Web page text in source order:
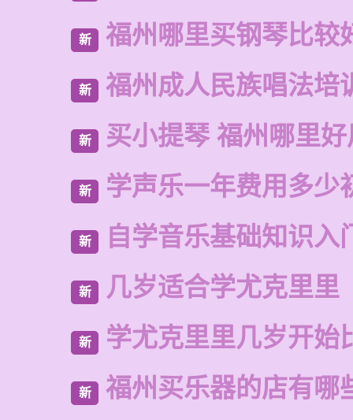
新 福州哪里买钢琴比较
新 福州成人民族唱法培
新 买小提琴 福州哪里
新 学声乐一年费用多少
新 自学音乐基础知识入
新 几岁适合学尤克里里
新 学尤克里里几岁开始
新 福州买乐器的店有哪